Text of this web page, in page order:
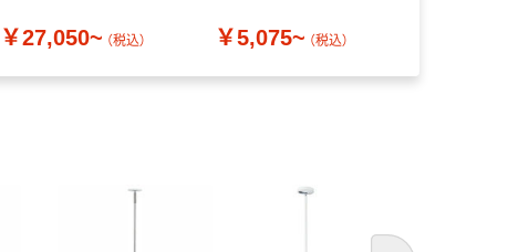
￥27,050~ （税込） ￥5,075~ （税込）